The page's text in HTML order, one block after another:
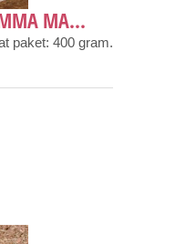
MA...
paket: 400 gram.